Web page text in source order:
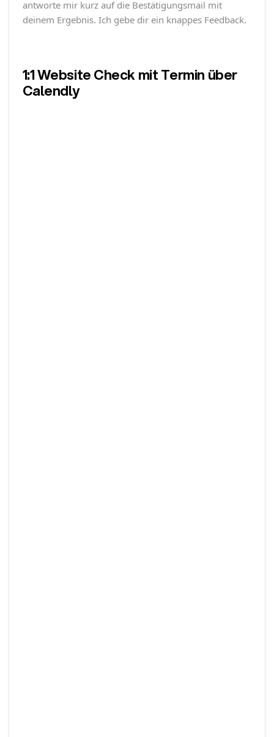
antworte mir kurz auf die Bestätigungsmail mit
deinem Ergebnis. Ich gebe dir ein knappes Feedback.
1:1 Website Check mit Termin über
Calendly